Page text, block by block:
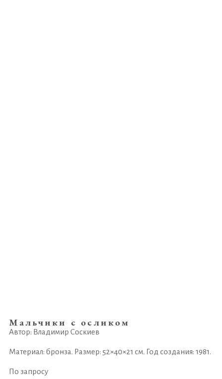
Мальчики с осликом
Автор: Владимир Соскиев
Материал: бронза. Размер: 52×40×21 см. Год создания: 1981.
По запросу